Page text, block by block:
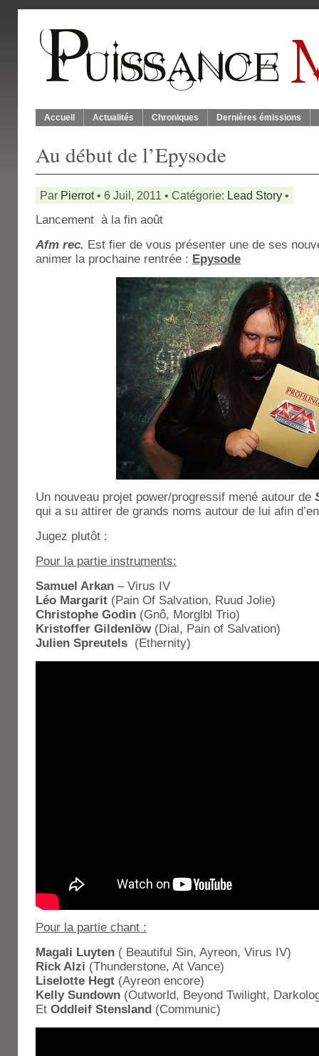
Accueil Actualités Chroniques Dernières émissions
Au début de l’Epysode
Par Pierrot• 6 Juil, 2011 • Catégorie: Lead Story •
Lancement à la fin août
Afm rec. Est fier de vous présenter une de ses
animer la prochaine rentrée : Epysode
Un nouveau projet power/progressif mené autour de
qui a su attirer de grands noms autour de lui afin
Jugez plutôt :
Pour la partie instruments:
Samuel Arkan – Virus IV
Léo Margarit (Pain Of Salvation, Ruud Jolie)
Christophe Godin (Gnô, Morglbl Trio)
Kristoffer Gildenlöw (Dial, Pain of Salvation)
Julien Spreutels (Ethernity)
Pour la partie chant :
Magali Luyten ( Beautiful Sin, Ayreon, Virus IV)
Rick Alzi (Thunderstone, At Vance)
Liselotte Hegt (Ayreon encore)
Kelly Sundown (Outworld, Beyond Twilight,
Et Oddleif Stensland (Communic)